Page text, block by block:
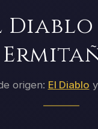
Diablo
origen: El Diablo y